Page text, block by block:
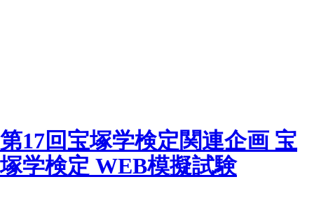
第17回宝塚学検定関連企画 宝
塚学検定 WEB模擬試験